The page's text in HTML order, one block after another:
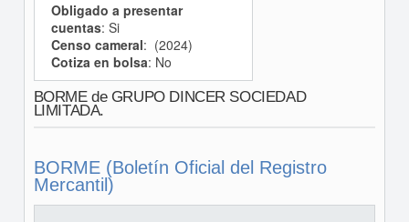
Obligado a presentar
cuentas: Si
Censo cameral: (2024)
Cotiza en bolsa: No
BORME de GRUPO DINCER SOCIEDAD
LIMITADA.
BORME (Boletín Oficial del Registro
Mercantil)